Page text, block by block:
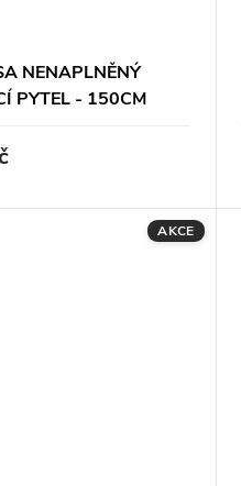
NENAPLNĚNÝ
PYTEL - 150CM
AKCE